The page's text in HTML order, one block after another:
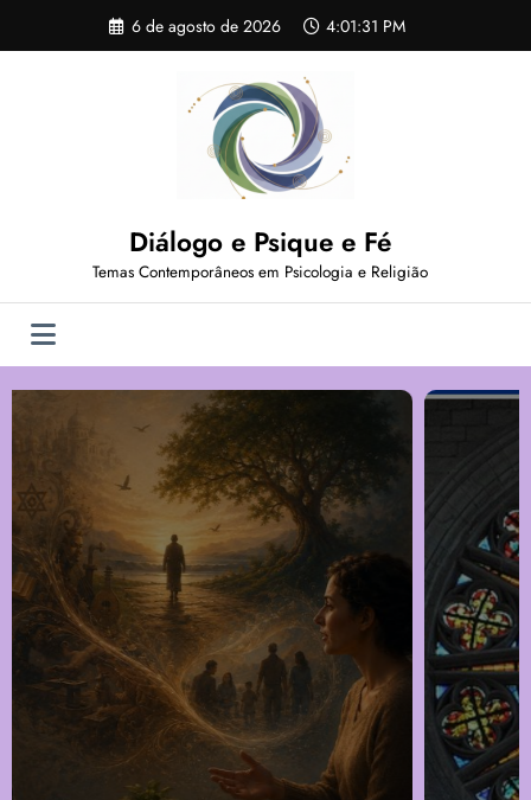
o
6 de agosto de 2026 4:01:32 PM
Diálogo e Psique e Fé
Temas Contemporâneos em Psicologia e Religião